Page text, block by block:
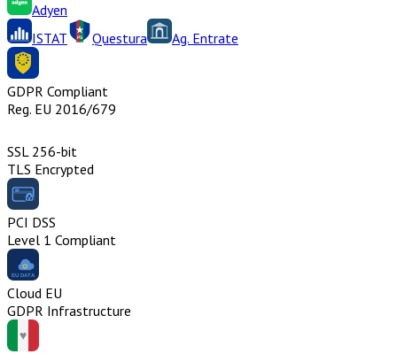
Adyen
ISTAT
Questura Ag. Entrate
GDPR Compliant
Reg. EU 2016/679
SSL 256-bit
TLS Encrypted
PCI DSS
Level 1 Compliant
Cloud EU
GDPR Infrastructure